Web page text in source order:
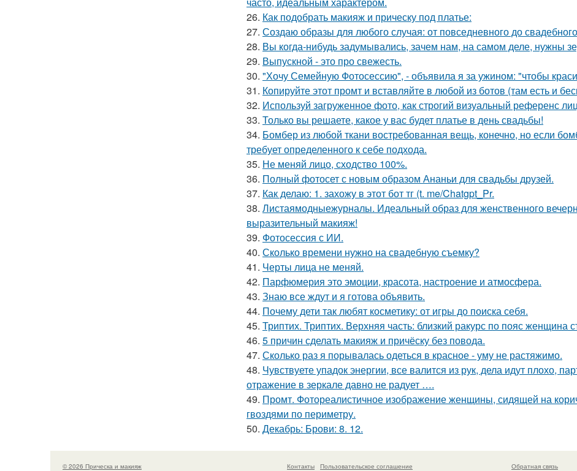
26. Как подобрать макияж и прическу под платье:
27. Создаю образы для любого случая: от повседневного до
28. Вы когда-нибудь задумывались, зачем нам, на самом деле, нужны
29. Выпускной - это про свежесть.
30. "Хочу Семейную Фотосессию", - объявила я за ужином: "чтобы
31. Копируйте этот промт и вставляйте в любой из ботов (там есть и
32. Используй загруженное фото, как строгий визуальный референс
33. Только вы решаете, какое у вас будет платье в день свадьбы!
34. Бомбер из любой ткани востребованная вещь, конечно, но если
требует определенного к себе подхода.
35. Не меняй лицо, сходство 100%.
36. Полный фотосет с новым образом Ананьи для свадьбы друзей.
37. Как делаю: 1. захожу в этот бот тг (t. me/Chatgpt_Pr.
38. Листаямодныежурналы. Идеальный образ для женственного
выразительный макияж!
39. Фотосессия с ИИ.
40. Сколько времени нужно на свадебную съемку?
41. Черты лица не меняй.
42. Парфюмерия это эмоции, красота, настроение и атмосфера.
43. Знаю все ждут и я готова объявить.
44. Почему дети так любят косметику: от игры до поиска себя.
45. Триптих. Триптих. Верхняя часть: близкий ракурс по пояс женщина
46. 5 причин сделать макияж и причёску без повода.
47. Сколько раз я порывалась одеться в красное - уму не растяжимо.
48. Чувствуете упадок энергии, все валится из рук, дела идут плохо,
отражение в зеркале давно не радует ….
49. Промт. Фотореалистичное изображение женщины, сидящей на
гвоздями по периметру.
50. Декабрь: Брови: 8. 12.
© 2026 Прическа и макияж Контакты Пользовательское соглашение Обратная связь